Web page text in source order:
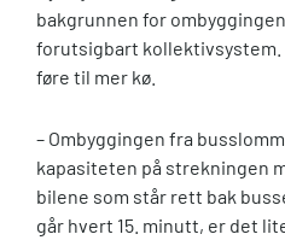
bakgrunnen for
forutsigbart kollektivsystem.
føre til mer kø.
– Ombyggingen fra
kapasiteten på strekningen
bilene som står rett bak
går hvert 15. minutt, er det